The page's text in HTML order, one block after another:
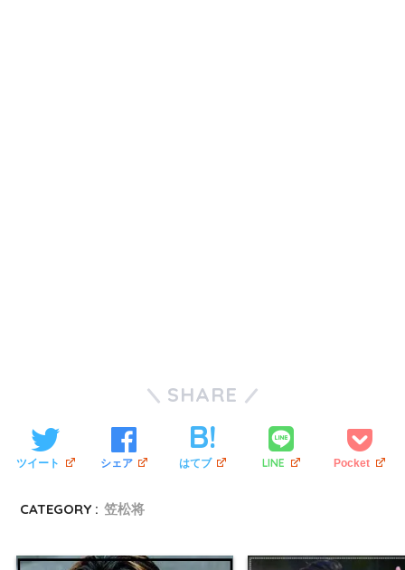
SHARE
ツイート シェア はてブ LINE Pocket
CATEGORY : 笠松将